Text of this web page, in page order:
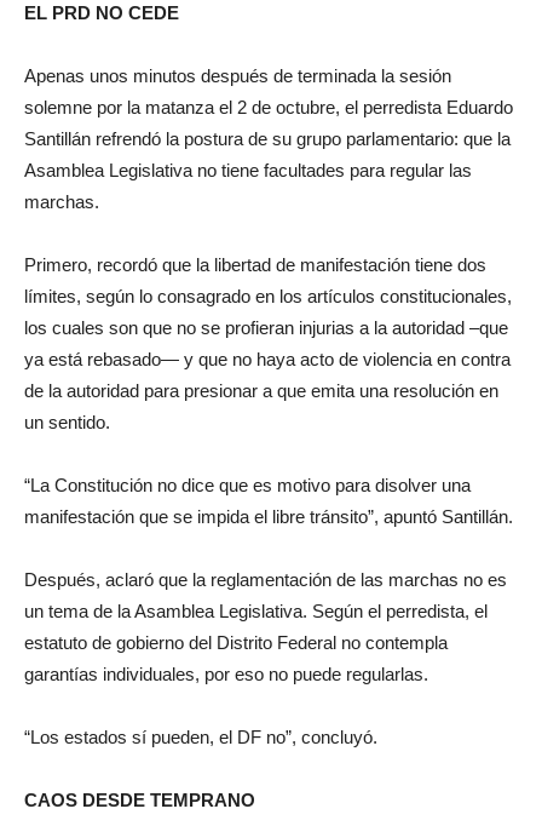
EL PRD NO CEDE
Apenas unos minutos después de terminada la sesión
solemne por la matanza el 2 de octubre, el perredista Eduardo
Santillán refrendó la postura de su grupo parlamentario: que la
Asamblea Legislativa no tiene facultades para regular las
marchas.
Primero, recordó que la libertad de manifestación tiene dos
límites, según lo consagrado en los artículos constitucionales,
los cuales son que no se profieran injurias a la autoridad –que
ya está rebasado— y que no haya acto de violencia en contra
de la autoridad para presionar a que emita una resolución en
un sentido.
“La Constitución no dice que es motivo para disolver una
manifestación que se impida el libre tránsito”, apuntó Santillán.
Después, aclaró que la reglamentación de las marchas no es
un tema de la Asamblea Legislativa. Según el perredista, el
estatuto de gobierno del Distrito Federal no contempla
garantías individuales, por eso no puede regularlas.
“Los estados sí pueden, el DF no”, concluyó.
CAOS DESDE TEMPRANO